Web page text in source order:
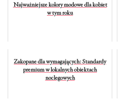
Najważniejsze kolory modowe dla kobiet
w tym roku
Zakopane dla wymagających: Standardy
premium w lokalnych obiektach
noclegowych